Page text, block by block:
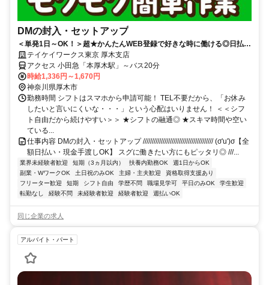
DMの封入・セットアップ
＜単発1日～OK！＞超★かんたんWEB登録で好きな時に働ける◎日払い
OK！扶養内やWワークも歓迎♪
テイケイワークス東京 厚木支店
アクセス 小田急「本厚木駅」～バス20分
時給1,336円～1,670円
神奈川県厚木市
勤務時間 シフトはスマホから申請可能！ TEL不要だから、「お休み
したいと言いにくいな・・・」という心配はいりません！ ＜＜シフ
ト自由だから続けやすい＞＞ ★シフトの融通◎ ★スキマ時間や空い
ている...
仕事内容 DMの封入・セットアップ /////////////////////////////////////// (σ'u')σ【全
額日払い・現金手渡しOK】 スグに働きたい方にもピッタリ◎ ///...
業界未経験者歓迎 短期（3ヵ月以内） 扶養内勤務OK
週1日からOK
副業・WワークOK
土日祝のみOK 主婦・主夫歓迎
資格取得支援あり
フリーター歓迎
短期 シフト自由 学歴不問 職場見学可 平日のみOK
学生歓迎
転勤なし
経験不問 未経験者歓迎 経験者歓迎 週払いOK
同じ企業の求人
アルバイト・パート